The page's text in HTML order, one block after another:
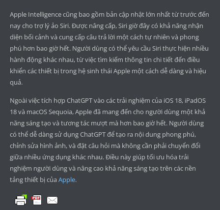
Apple Intelligence cũng bao gồm bản cập nhật lớn nhất từ trước đến
nay cho trợ lý ảo Siri. Được nâng cấp, Siri giờ đây có khả năng nhận
diện bối cảnh và cung cấp câu trả lời một cách tự nhiên và phong
phú hơn bao giờ hết. Người dùng có thể yêu cầu Siri thực hiện nhiều
hành động khác nhau, từ việc tìm kiếm thông tin chi tiết đến điều
khiển các thiết bị trong hệ sinh thái Apple một cách dễ dàng và hiệu
quả.
Ngoài việc tích hợp ChatGPT vào các trải nghiệm của iOS 18, iPadOS
18 và macOS Sequoia, Apple đã mang đến cho người dùng một khả
năng sáng tạo và tương tác mượt mà hơn bao giờ hết. Người dùng
có thể dễ dàng sử dụng ChatGPT để tạo ra nội dung phong phú,
chỉnh sửa hình ảnh, và đặt câu hỏi mà không cần phải chuyển đổi
giữa nhiều ứng dụng khác nhau. Điều này giúp tối ưu hóa trải
nghiệm người dùng và nâng cao khả năng sáng tạo trên các nền
tảng thiết bị của Apple.